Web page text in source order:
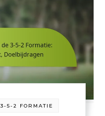
5-2 FORMATIE